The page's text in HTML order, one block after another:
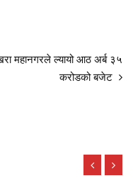
महानगरले ल्यायो आठ अर्ब ३५
करोडको बजेट